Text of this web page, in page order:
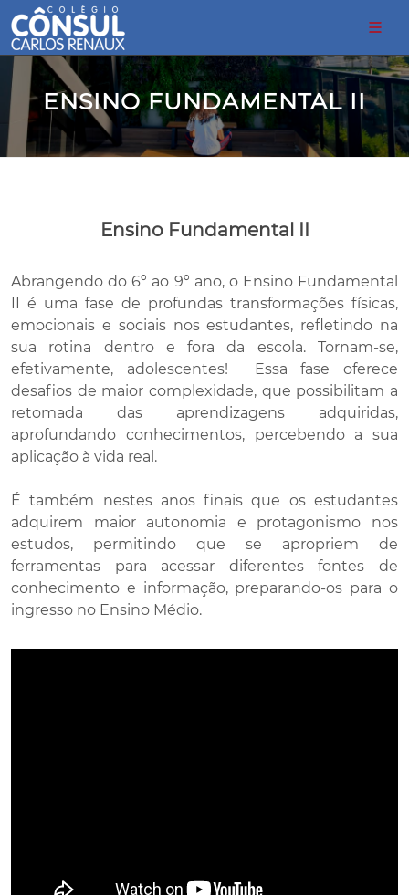
ENSINO FUNDAMENTAL II
Ensino Fundamental II
Abrangendo do 6º ao 9º ano, o Ensino Fundamental
II é uma fase de profundas transformações físicas,
emocionais e sociais nos estudantes, refletindo na
sua rotina dentro e fora da escola. Tornam-se,
efetivamente, adolescentes! Essa fase oferece
desafios de maior complexidade, que possibilitam a
retomada das aprendizagens adquiridas,
aprofundando conhecimentos, percebendo a sua
aplicação à vida real.
É também nestes anos finais que os estudantes
adquirem maior autonomia e protagonismo nos
estudos, permitindo que se apropriem de
ferramentas para acessar diferentes fontes de
conhecimento e informação, preparando-os para o
ingresso no Ensino Médio.